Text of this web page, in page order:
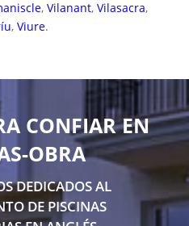
, Vilanant, Vilasacra,
, Viure.
CONFIAR EN
OBRA
DEDICADOS AL
DE PISCINAS